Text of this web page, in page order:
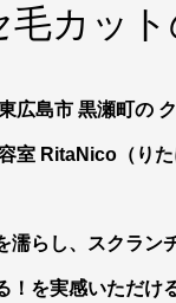
毛カッ
広島市 黒瀬町の
室 RitaNico （り
濡らし、スクラン
！を実感いただけ